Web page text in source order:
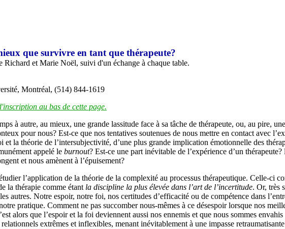
que survivre en tant que thérapeute?
et Marie Noël, suivi d'un échange à chaque table.
Montréal, (514) 844-1619
au bas de cette page.
à autre, au mieux, une grande lassitude face à sa tâche de thérapeute, ou, au pire,
pour nous? Est-ce que nos tentatives soutenues de nous mettre en contact avec
la théorie de l’intersubjectivité, d’une plus grande implication émotionnelle des
appelé le burnout? Est-ce une part inévitable de l’expérience d’un
et nous amènent à l’épuisement?
l’application de la théorie de la complexité au processus thérapeutique. Celle-ci
la thérapie comme étant la discipline la plus élevée dans l’art de l’incertitude. Or, très
autres. Notre espoir, notre foi, nos certitudes d’efficacité ou de compétence dans
pratique. Comment ne pas succomber nous-mêmes à ce désespoir lorsque nos
alors que l’espoir et la foi deviennent aussi nos ennemis et que nous sommes
extrêmes et inflexibles, menant inévitablement à une impasse